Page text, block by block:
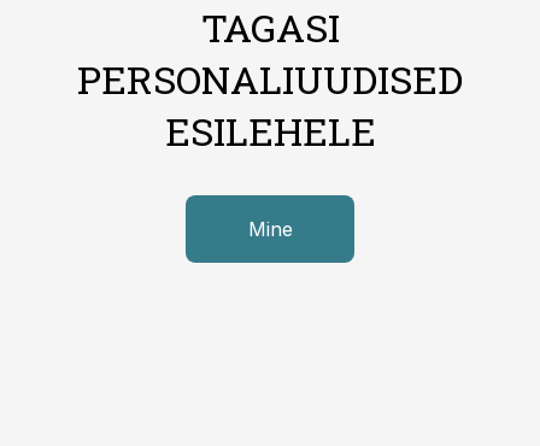
TAGASI
PERSONALIUUDISED
ESILEHELE
Mine